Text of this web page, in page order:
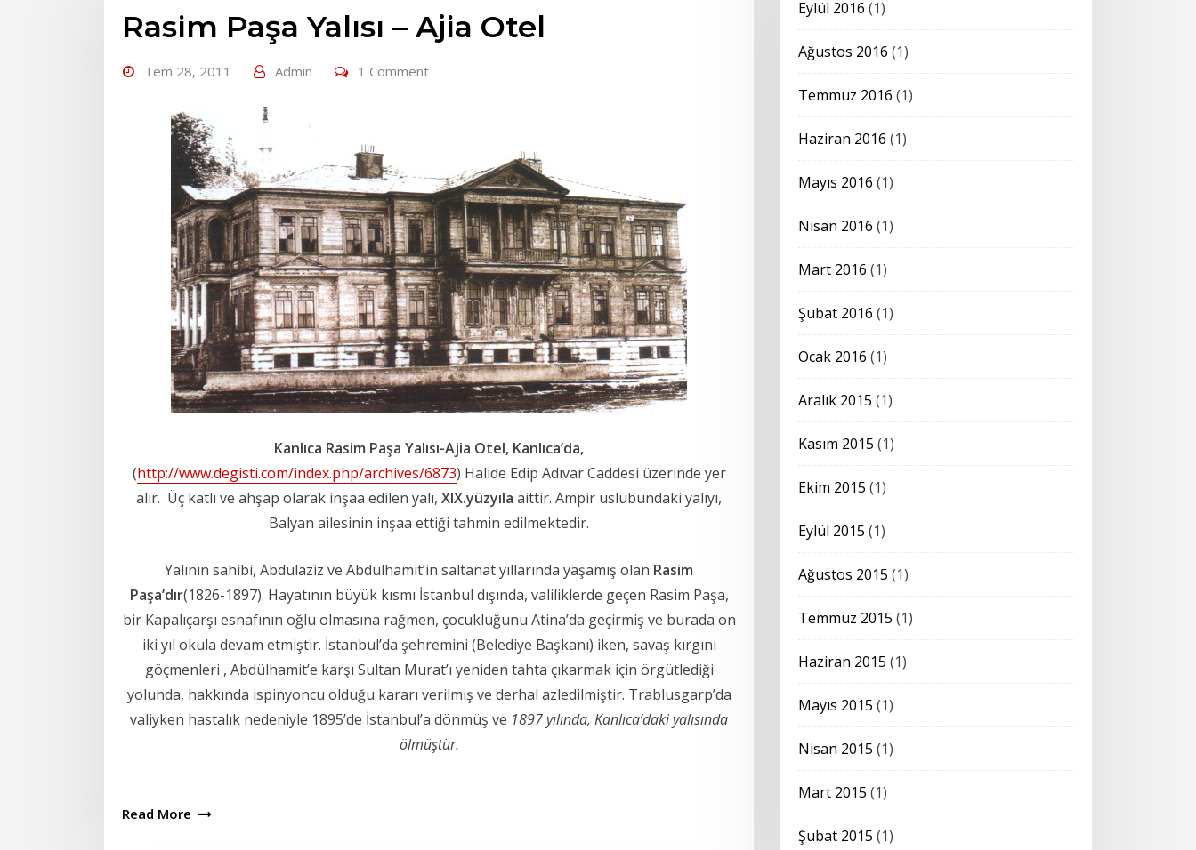
Rasim Paşa Yalısı – Ajia Otel
Tem 28, 2011 Admin 1 Comment
Kanlıca Rasim Paşa Yalısı-Ajia Otel, Kanlıca’da,
(http://www.degisti.com/index.php/archives/6873) Halide Edip Adıvar Caddesi üzerinde yer
alır. Üç katlı ve ahşap olarak inşaa edilen yalı, XIX.yüzyıla aittir. Ampir üslubundaki yalıyı,
Balyan ailesinin inşaa ettiği tahmin edilmektedir.
Yalının sahibi, Abdülaziz ve Abdülhamit’in saltanat yıllarında yaşamış olan Rasim
Paşa’dır(1826-1897). Hayatının büyük kısmı İstanbul dışında, valiliklerde geçen Rasim Paşa,
bir Kapalıçarşı esnafının oğlu olmasına rağmen, çocukluğunu Atina’da geçirmiş ve burada on
iki yıl okula devam etmiştir. İstanbul’da şehremini (Belediye Başkanı) iken, savaş kırgını
göçmenleri , Abdülhamit’e karşı Sultan Murat’ı yeniden tahta çıkarmak için örgütlediği
yolunda, hakkında ispinyoncu olduğu kararı verilmiş ve derhal azledilmiştir. Trablusgarp’da
valiyken hastalık nedeniyle 1895’de İstanbul’a dönmüş ve 1897 yılında, Kanlıca’daki yalısında
ölmüştür.
Read More
Eylül 2016 (1)
Ağustos 2016 (1)
Temmuz 2016 (1)
Haziran 2016 (1)
Mayıs 2016 (1)
Nisan 2016 (1)
Mart 2016 (1)
Şubat 2016 (1)
Ocak 2016 (1)
Aralık 2015 (1)
Kasım 2015 (1)
Ekim 2015 (1)
Eylül 2015 (1)
Ağustos 2015 (1)
Temmuz 2015 (1)
Haziran 2015 (1)
Mayıs 2015 (1)
Nisan 2015 (1)
Mart 2015 (1)
Şubat 2015 (1)